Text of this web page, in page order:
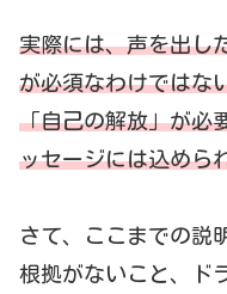
実際には、声を出し
が必須なわけではな
「自己の解放」が必
ッセージには込めら
さて、ここまでの説
根拠がないこと、ド